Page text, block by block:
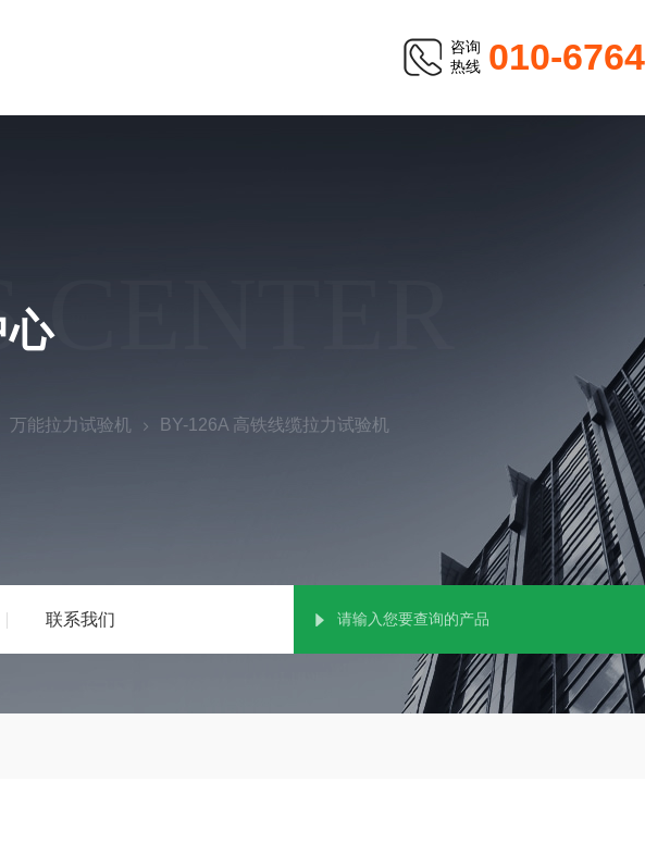
咨询
热线 010-
联系我们
CENTER
心
万能拉力试验机 BY-126A 高铁线缆拉力试验机